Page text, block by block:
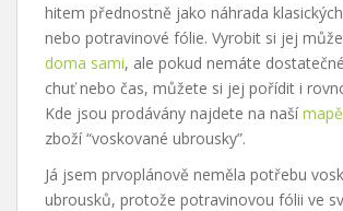
hitem přednostně jako náhrada
nebo potravinové fólie. Vyrobit si jej
doma sami, ale pokud nemáte
chuť nebo čas, můžete si jej pořídit i
Kde jsou prodávány najdete na naší mapě
zboží “voskované ubrousky”.
Já jsem prvoplánově neměla potřebu
ubrousků, protože potravinovou fólii ve